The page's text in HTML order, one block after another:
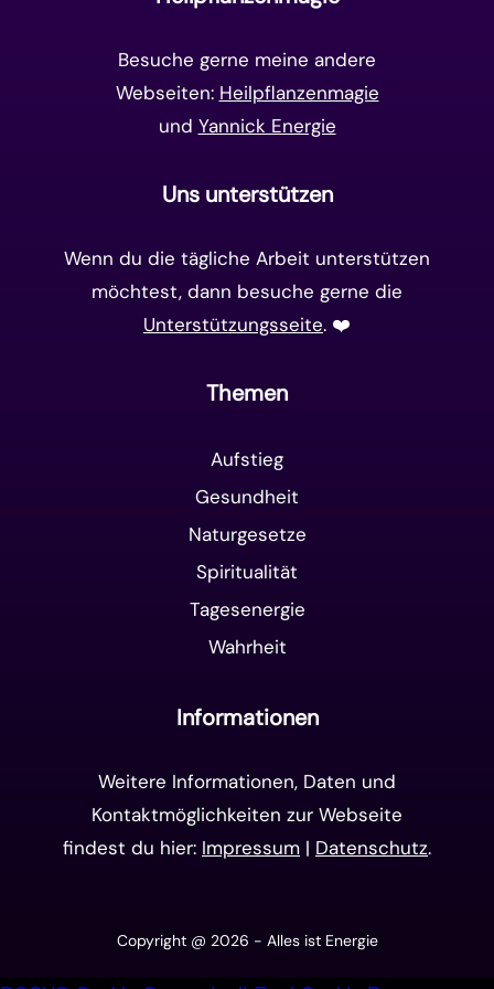
Besuche gerne meine andere
Webseiten: Heilpflanzenmagie
und Yannick Energie
Uns unterstützen
Wenn du die tägliche Arbeit unterstützen
möchtest, dann besuche gerne die
Unterstützungsseite. ❤️️
Themen
Aufstieg
Gesundheit
Naturgesetze
Spiritualität
Tagesenergie
Wahrheit
Informationen
Weitere Informationen, Daten und
Kontaktmöglichkeiten zur Webseite
findest du hier: Impressum | Datenschutz.
Copyright @ 2026 - Alles ist Energie